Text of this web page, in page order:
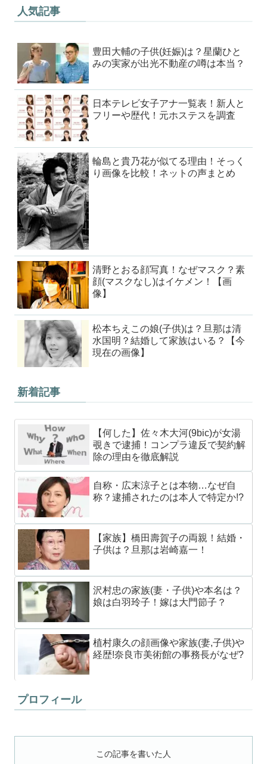
人気記事
豊田大輔の子供(妊娠)は？星蘭ひと
みの実家が出光不動産の噂は本当？
日本テレビ女子アナ一覧表！新人と
フリーや歴代！元ホステスを調査
輪島と貴乃花が似てる理由！そっく
り画像を比較！ネットの声まとめ
清野とおる顔写真！なぜマスク？素
顔(マスクなし)はイケメン！【画
像】
松本ちえこの娘(子供)は？旦那は清
水国明？結婚して家族はいる？【今
現在の画像】
新着記事
【何した】佐々木大河(9bic)が女湯
覗きで逮捕！コンプラ違反で契約解
除の理由を徹底解説
自称・広末涼子とは本物…なぜ自
称？逮捕されたのは本人で特定か!?
【家族】橋田壽賀子の両親！結婚・
子供は？旦那は岩崎嘉一！
沢村忠の家族(妻・子供)や本名は？
娘は白羽玲子！嫁は大門節子？
植村康久の顔画像や家族(妻,子供)や
経歴!奈良市美術館の事務長がなぜ?
プロフィール
この記事を書いた人